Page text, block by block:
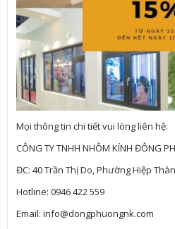
Mọi thông tin chi tiết vui lòng liên hệ:
CÔNG TY TNHH NHÔM KÍNH ĐÔNG
ĐC: 40 Trần Thị Do, Phường Hiệp
Hotline: 0946 422 559
Email: info@dongphuongnk.com